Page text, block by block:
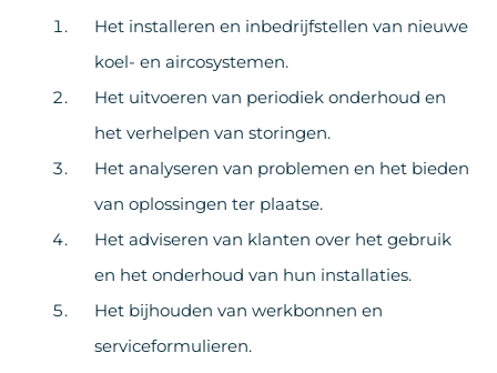
Het installeren en inbedrijfstellen van nieuwe
koel- en aircosystemen.
Het uitvoeren van periodiek onderhoud en
het verhelpen van storingen.
Het analyseren van problemen en het bieden
van oplossingen ter plaatse.
Het adviseren van klanten over het gebruik
en het onderhoud van hun installaties.
Het bijhouden van werkbonnen en
serviceformulieren.